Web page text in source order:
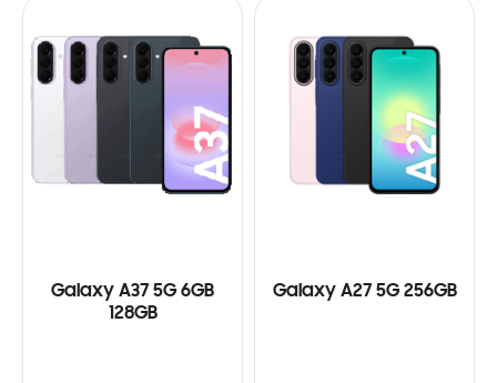
Galaxy A37 5G 6GB
128GB
Galaxy A27 5G 256GB